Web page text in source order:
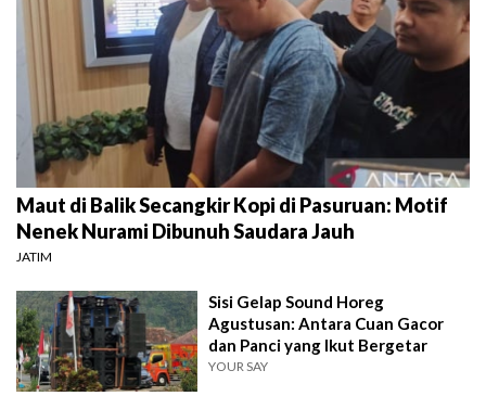
Maut di Balik Secangkir Kopi di Pasuruan: Motif
Nenek Nurami Dibunuh Saudara Jauh
JATIM
Sisi Gelap Sound Horeg
Agustusan: Antara Cuan Gacor
dan Panci yang Ikut Bergetar
YOUR SAY